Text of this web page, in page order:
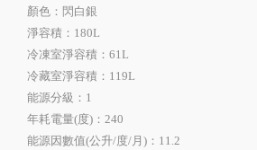
顏色：閃白銀
淨容積：180L
冷凍室淨容積：61L
冷藏室淨容積：119L
能源分級：1
年耗電量(度)：240
能源因數值(公升/度/月)：11.2